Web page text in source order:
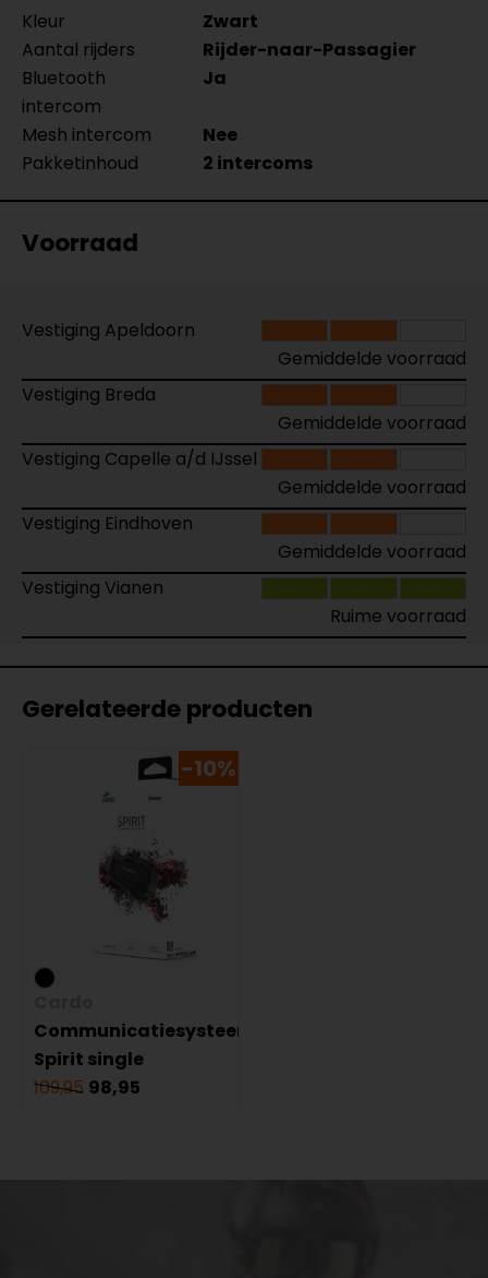
Kleur
Zwart
Aantal rijders
Rijder-naar-Passagier
Bluetooth
intercom
Ja
Mesh intercom
Nee
Pakketinhoud
2 intercoms
Voorraad
Vestiging Apeldoorn
Gemiddelde voorraad
Vestiging Breda
Gemiddelde voorraad
Vestiging Capelle a/d IJssel
Gemiddelde voorraad
Vestiging Eindhoven
Gemiddelde voorraad
Vestiging Vianen
Ruime voorraad
Gerelateerde producten
-10%
Communicatiesysteem
Spirit single
109,95 98,95